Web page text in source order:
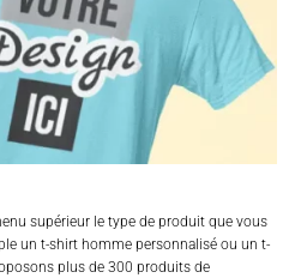
supérieur le type de produit que vous
un t-shirt homme personnalisé ou un t-
plus de 300 produits de